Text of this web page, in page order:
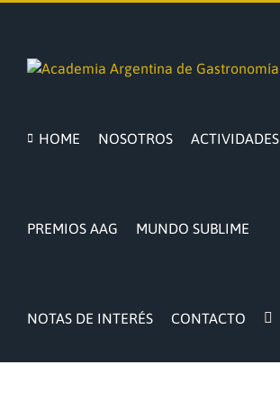
HOME NOSOTROS ACTIVIDADES
PREMIOS AAG MUNDO SUBLIME
NOTAS DE INTERÉS CONTACTO